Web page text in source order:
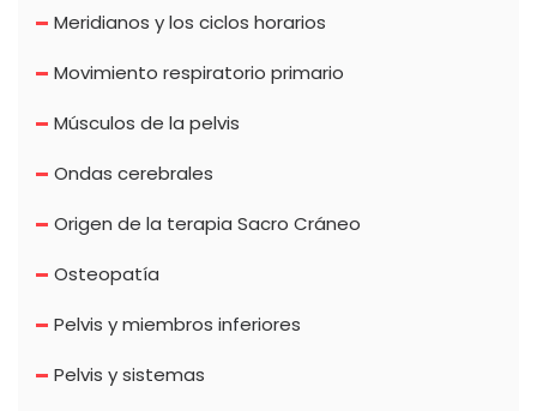
Meridianos y los ciclos horarios
Movimiento respiratorio primario
Músculos de la pelvis
Ondas cerebrales
Origen de la terapia Sacro Cráneo
Osteopatía
Pelvis y miembros inferiores
Pelvis y sistemas